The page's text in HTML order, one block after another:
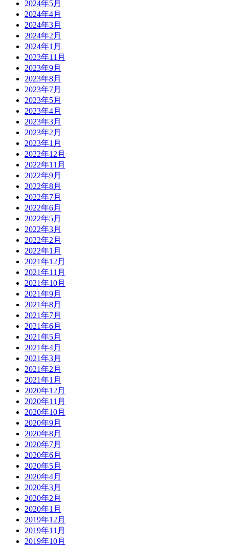
2024年5月
2024年4月
2024年3月
2024年2月
2024年1月
2023年11月
2023年9月
2023年8月
2023年7月
2023年5月
2023年4月
2023年3月
2023年2月
2023年1月
2022年12月
2022年11月
2022年9月
2022年8月
2022年7月
2022年6月
2022年5月
2022年3月
2022年2月
2022年1月
2021年12月
2021年11月
2021年10月
2021年9月
2021年8月
2021年7月
2021年6月
2021年5月
2021年4月
2021年3月
2021年2月
2021年1月
2020年12月
2020年11月
2020年10月
2020年9月
2020年8月
2020年7月
2020年6月
2020年5月
2020年4月
2020年3月
2020年2月
2020年1月
2019年12月
2019年11月
2019年10月